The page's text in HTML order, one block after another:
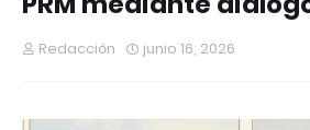
Redacción junio 16, 2026